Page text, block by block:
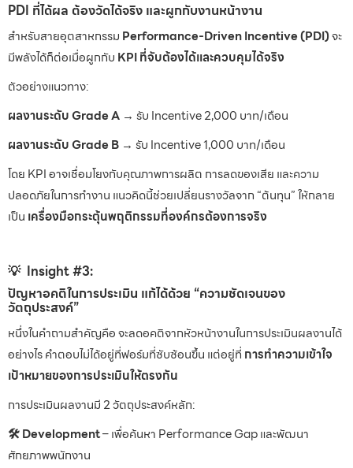
PDI ที่ได้ผล ต้องวัดได้จริง และผูกกับงานหน้างาน
สำหรับสายอุตสาหกรรม Performance-Driven Incentive (PDI)จะ
มีพลังได้ก็ต่อเมื่อผูกกับ KPI ที่จับต้องได้และควบคุมได้จริง
ตัวอย่างแนวทาง:
ผลงานระดับ Grade A → รับ Incentive 2,000 บาท/เดือน
ผลงานระดับ Grade B → รับ Incentive 1,000 บาท/เดือน
โดย KPI อาจเชื่อมโยงกับคุณภาพการผลิต การลดของเสีย และความ
ปลอดภัยในการทำงาน แนวคิดนี้ช่วยเปลี่ยนรางวัลจาก “ต้นทุน” ให้กลาย
เป็น เครื่องมือกระตุ้นพฤติกรรมที่องค์กรต้องการจริง
💡 Insight #3:
ปัญหาอคติในการประเมิน แก้ได้ด้วย “ความชัดเจนของ
วัตถุประสงค์”
หนึ่งในคำถามสำคัญคือ จะลดอคติจากหัวหน้างานในการประเมินผลงานได้
อย่างไร คำตอบไม่ได้อยู่ที่ฟอร์มที่ซับซ้อนขึ้น แต่อยู่ที่ การทำความเข้าใจ
เป้าหมายของการประเมินให้ตรงกัน
การประเมินผลงานมี 2 วัตถุประสงค์หลัก:
🛠 Development– เพื่อค้นหา Performance Gap และพัฒนา
ศักยภาพพนักงาน